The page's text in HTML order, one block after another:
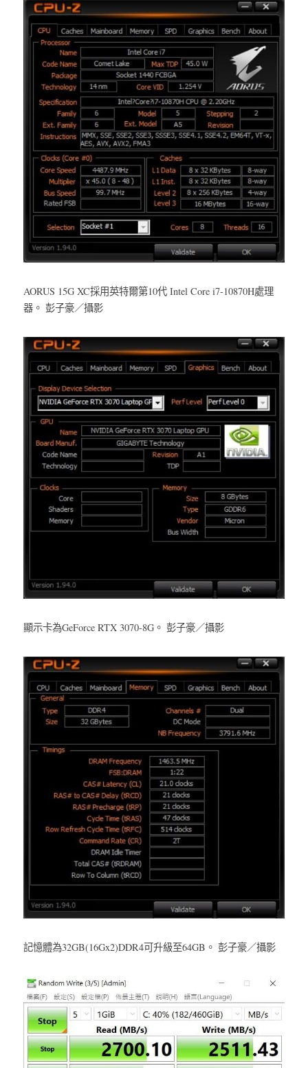
AORUS 15G XC採用英特爾第10代 Intel Core i7-10870H處理
器。 彭子豪／攝影
顯示卡為GeForce RTX 3070-8G。 彭子豪／攝影
記憶體為32GB(16Gx2)DDR4可升級至64GB。 彭子豪／攝影